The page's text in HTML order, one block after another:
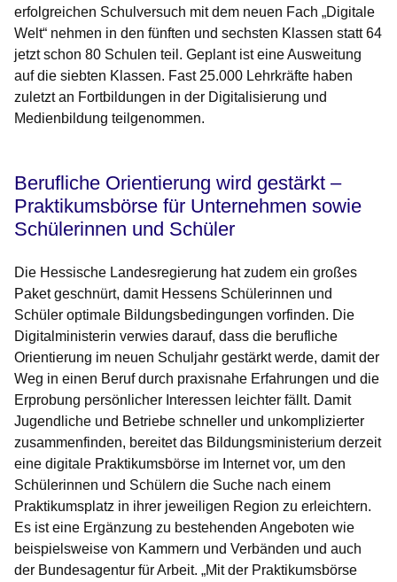
erfolgreichen Schulversuch mit dem neuen Fach „Digitale
Welt“ nehmen in den fünften und sechsten Klassen statt 64
jetzt schon 80 Schulen teil. Geplant ist eine Ausweitung
auf die siebten Klassen. Fast 25.000 Lehrkräfte haben
zuletzt an Fortbildungen in der Digitalisierung und
Medienbildung teilgenommen.
Berufliche Orientierung wird gestärkt –
Praktikumsbörse für Unternehmen sowie
Schülerinnen und Schüler
Die Hessische Landesregierung hat zudem ein großes
Paket geschnürt, damit Hessens Schülerinnen und
Schüler optimale Bildungsbedingungen vorfinden. Die
Digitalministerin verwies darauf, dass die berufliche
Orientierung im neuen Schuljahr gestärkt werde, damit der
Weg in einen Beruf durch praxisnahe Erfahrungen und die
Erprobung persönlicher Interessen leichter fällt. Damit
Jugendliche und Betriebe schneller und unkomplizierter
zusammenfinden, bereitet das Bildungsministerium derzeit
eine digitale Praktikumsbörse im Internet vor, um den
Schülerinnen und Schülern die Suche nach einem
Praktikumsplatz in ihrer jeweiligen Region zu erleichtern.
Es ist eine Ergänzung zu bestehenden Angeboten wie
beispielsweise von Kammern und Verbänden und auch
der Bundesagentur für Arbeit. „Mit der Praktikumsbörse